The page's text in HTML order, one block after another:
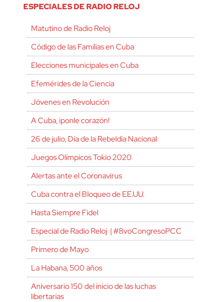
ESPECIALES DE RADIO RELOJ
Matutino de Radio Reloj
Código de las Familias en Cuba
Elecciones municipales en Cuba
Efemérides de la Ciencia
Jóvenes en Revolución
A Cuba, ¡ponle corazón!
26 de julio, Día de la Rebeldía Nacional
Juegos Olímpicos Tokio 2020
Alertas ante el Coronavirus
Cuba contra el Bloqueo de EE.UU.
Hasta Siempre Fidel
Especial de Radio Reloj | #8voCongresoPCC
Primero de Mayo
La Habana, 500 años
Aniversario 150 del inicio de las luchas
libertarias